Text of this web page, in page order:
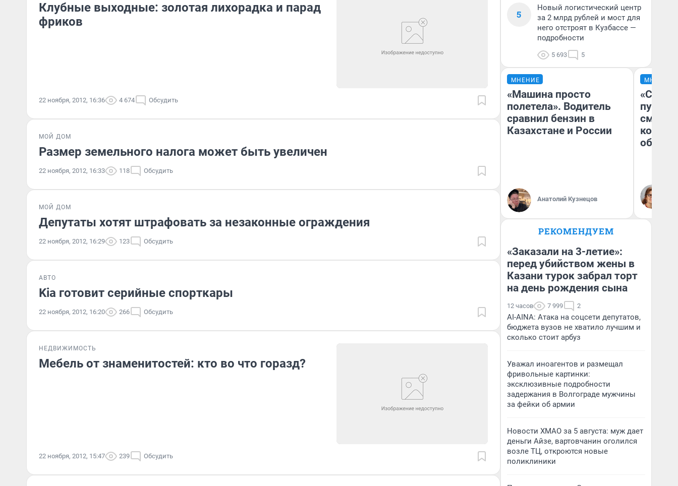
Клубные выходные: золотая лихорадка и парад
фриков
22 ноября, 2012, 16:36 4 674 Обсудить
МОЙ ДОМ
Размер земельного налога может быть увеличен
22 ноября, 2012, 16:33 118 Обсудить
МОЙ ДОМ
Депутаты хотят штрафовать за незаконные ограждения
22 ноября, 2012, 16:29 123 Обсудить
АВТО
Kia готовит серийные спорткары
22 ноября, 2012, 16:20 266 Обсудить
НЕДВИЖИМОСТЬ
Мебель от знаменитостей: кто во что горазд?
22 ноября, 2012, 15:47 239 Обсудить
5
Новый логистический центр
за 2 млрд рублей и мост для
него отстроят в Кузбассе —
подробности
5 693 5
МНЕНИЕ
«Машина просто
полетела». Водитель
сравнил бензин в
Казахстане и России
Анатолий Кузнецов
МНЕНИЕ
РЕКОМЕНДУЕМ
«Заказали на 3-летие»:
перед убийством жены в
Казани турок забрал торт
на день рождения сына
12 часов 7 999 2
AI-AINA: Атака на соцсети депутатов,
бюджета вузов не хватило лучшим и
сколько стоит арбуз
Уважал иноагентов и размещал
фривольные картинки:
эксклюзивные подробности
задержания в Волгограде мужчины
за фейки об армии
Новости ХМАО за 5 августа: муж дает
деньги Айзе, вартовчанин оголился
возле ТЦ, откроются новые
поликлиники